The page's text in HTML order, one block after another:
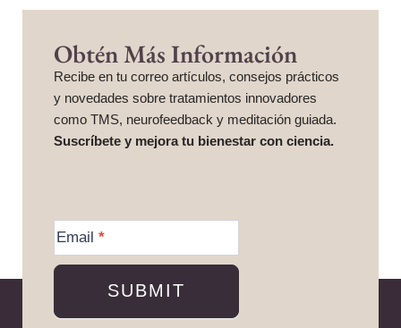
Obtén Más Información
Recibe en tu correo artículos, consejos prácticos
y novedades sobre tratamientos innovadores
como TMS, neurofeedback y meditación guiada.
Suscríbete y mejora tu bienestar con ciencia.
Information
Email *
SUBMIT